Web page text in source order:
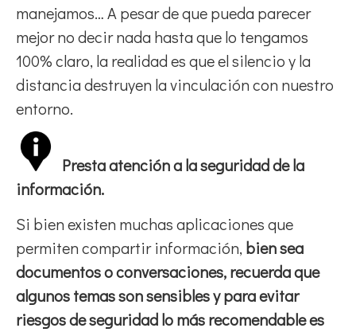
manejamos… A pesar de que pueda parecer
mejor no decir nada hasta que lo tengamos
100% claro, la realidad es que el silencio y la
distancia destruyen la vinculación con nuestro
entorno.
Presta atención a la seguridad de la
información.
Si bien existen muchas aplicaciones que
permiten compartir información, bien sea
documentos o conversaciones, recuerda que
algunos temas son sensibles y para evitar
riesgos de seguridad lo más recomendable es